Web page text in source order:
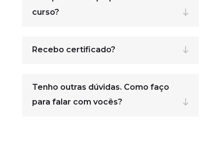
curso?
Recebo certificado?
Tenho outras dúvidas. Como faço
para falar com vocês?